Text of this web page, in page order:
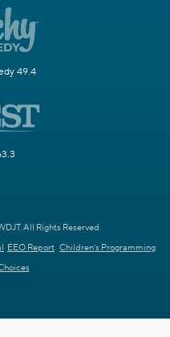
49.4
All Rights Reserved.
EEO Report Children's Programming